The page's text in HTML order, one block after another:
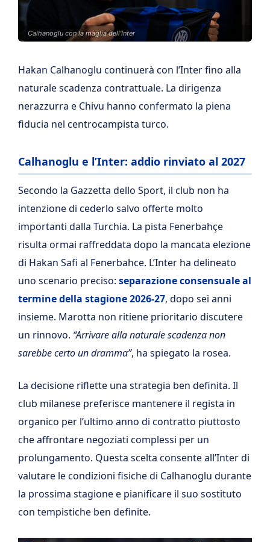
Calhanoglu con la maglia dell'Inter
Hakan Calhanoglu continuerà con l’Inter fino alla
naturale scadenza contrattuale. La dirigenza
nerazzurra e Chivu hanno confermato la piena
fiducia nel centrocampista turco.
Calhanoglu e l’Inter: addio rinviato al 2027
Secondo la Gazzetta dello Sport, il club non ha
intenzione di cederlo salvo offerte molto
importanti dalla Turchia. La pista Fenerbahçe
risulta ormai raffreddata dopo la mancata elezione
di Hakan Safi al Fenerbahce. L’Inter ha delineato
uno scenario preciso: separazione consensuale al
termine della stagione 2026-27, dopo sei anni
insieme. Marotta non ritiene prioritario discutere
un rinnovo. “Arrivare alla naturale scadenza non
sarebbe certo un dramma”, ha spiegato la rosea.
La decisione riflette una strategia ben definita. Il
club milanese preferisce mantenere il regista in
organico per l’ultimo anno di contratto piuttosto
che affrontare negoziati complessi per un
prolungamento. Questa scelta consente all’Inter di
valutare le condizioni fisiche di Calhanoglu durante
la prossima stagione e pianificare il suo sostituto
con tempistiche ben definite.